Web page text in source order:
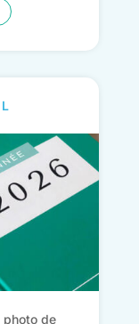
photo de